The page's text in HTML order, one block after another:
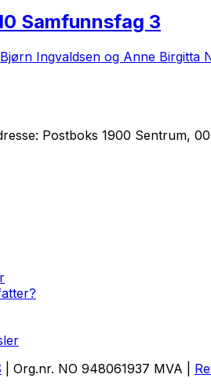
Samfunnsfag 3
Ingvaldsen og Anne Birgitta
Postboks 1900 Sentrum,
| Org.nr. NO 948061937 MVA |